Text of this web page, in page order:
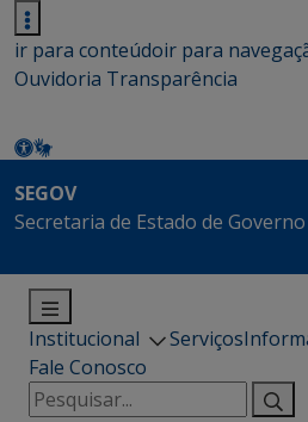
ir para conteúdoir para
Ouvidoria Transparência
SEGOV
Secretaria de Estado de
Institucional Serviços
Fale Conosco
Pesquisar